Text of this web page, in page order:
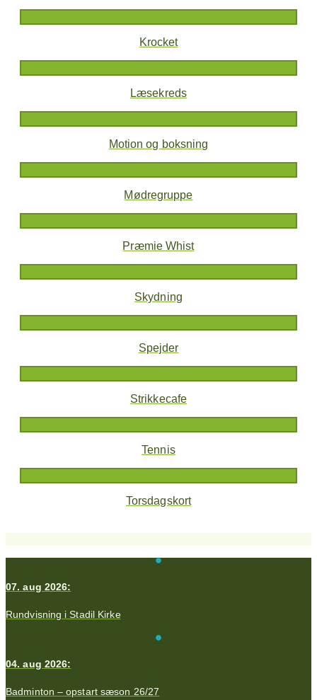
Krocket
Læsekreds
Motion og boksning
Mødregruppe
Præmie Whist
Skydning
Spejder
Strikkecafe
Tennis
Torsdagskort
07. aug 2026:
Rundvisning i Stadil Kirke
04. aug 2026:
Badminton – opstart sæson 26/27